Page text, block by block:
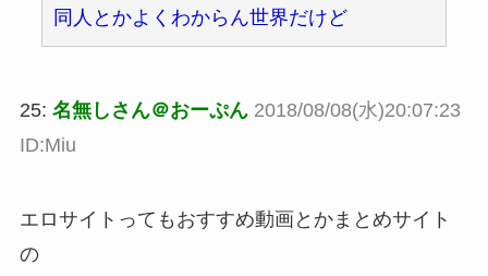
同人とかよくわからん世界だけど
25: 名無しさん＠おーぷん 2018/08/08(水)20:07:23
ID:Miu
エロサイトってもおすすめ動画とかまとめサイト
の